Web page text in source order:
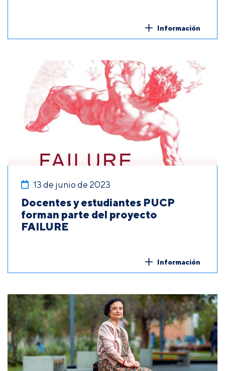
Información
13 de junio de 2023
Docentes y estudiantes PUCP
forman parte del proyecto
FAILURE
Información